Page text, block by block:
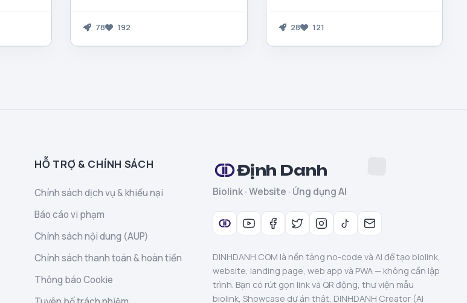
78 192 28 121
HỖ TRỢ & CHÍNH SÁCH
Chính sách dịch vụ & khiếu nại
Báo cáo vi phạm
Chính sách nội dung (AUP)
Chính sách thanh toán & hoàn tiền
Thông báo Cookie
Định Danh
Biolink · Website · Ứng dụng AI
DINHDANH.COM là nền tảng no-code và AI để tạo biolink,
website, landing page, web app và PWA — không cần lập
trình. Bạn có rút gọn link và QR động, thư viện mẫu
biolink, Showcase dự án thật, DINHDANH Creator (AI